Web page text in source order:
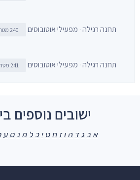
תחנה רגילה · מפעילי אוטובוסים 240 מטר
תחנה רגילה · מפעילי אוטובוסים 241 מטר
ישובים נוספים
א ב ג ד ה ו ז ח ט י כ ל מ נ ס ע